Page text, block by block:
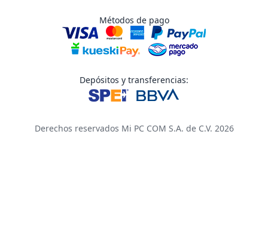
Métodos de pago
Depósitos y transferencias:
Derechos reservados Mi PC COM S.A. de C.V. 2026